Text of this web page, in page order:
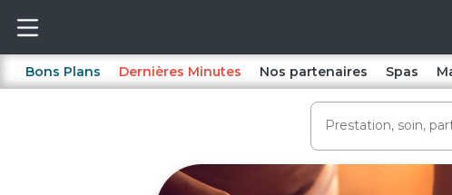
Bons Plans Dernières Minutes Nos partenaires Spas